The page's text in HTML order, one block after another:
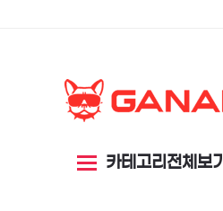
카테고리전체보기